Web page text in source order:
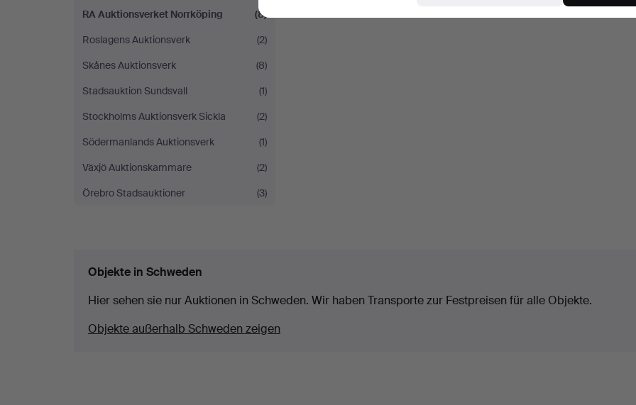
RA Auktionsverket Norrköping
(8)
Roslagens Auktionsverk
(2)
Skånes Auktionsverk
(8)
Stadsauktion Sundsvall
(1)
Stockholms Auktionsverk Sickla
(2)
Södermanlands Auktionsverk
(1)
Växjö Auktionskammare
(2)
Örebro Stadsauktioner
(3)
Objekte in Schweden
Hier sehen sie nur Auktionen in Schweden. Wir haben Transporte zur Festpreisen für alle Objekte.
Objekte außerhalb Schweden zeigen